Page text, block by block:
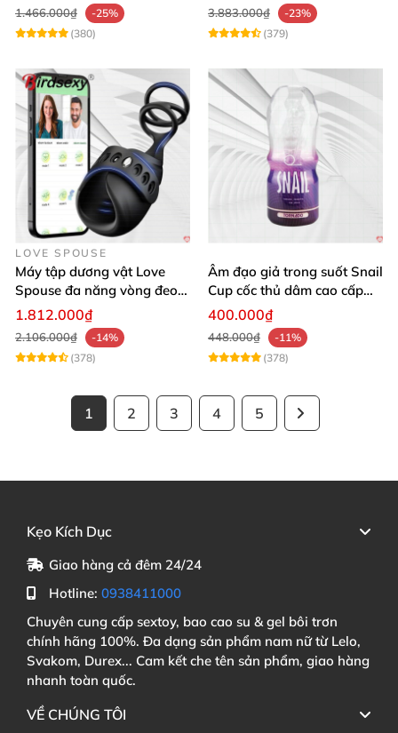
1.466.000₫
-25%
(380)
3.883.000₫
-23%
(379)
LOVE SPOUSE
Máy tập dương vật Love
Spouse đa năng vòng đeo
điều khiển qua app tiện lợi
1.812.000₫
2.106.000₫
-14%
(378)
Âm đạo giả trong suốt Snail
Cup cốc thủ dâm cao cấp
nam giới
400.000₫
448.000₫
-11%
(378)
1 2 3 4 5
Kẹo Kích Dục
Giao hàng cả đêm 24/24
Hotline: 0938411000
Chuyên cung cấp sextoy, bao cao su & gel bôi trơn
chính hãng 100%. Đa dạng sản phẩm nam nữ từ Lelo,
Svakom, Durex... Cam kết che tên sản phẩm, giao hàng
nhanh toàn quốc.
VỀ CHÚNG TÔI